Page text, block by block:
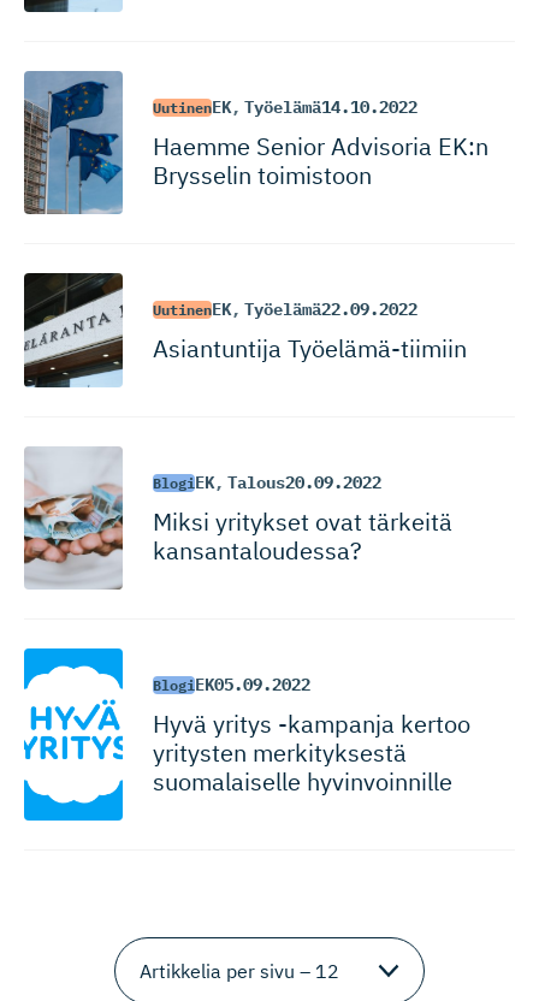
UutinenEK, Työelämä14.10.2022
Haemme Senior Advisoria EK:n
Brysselin toimistoon
UutinenEK, Työelämä22.09.2022
Asiantuntija Työelämä-tiimiin
BlogiEK, Talous20.09.2022
Miksi yritykset ovat tärkeitä
kansantaloudessa?
BlogiEK05.09.2022
Hyvä yritys -kampanja kertoo
yritysten merkityksestä
suomalaiselle hyvinvoinnille